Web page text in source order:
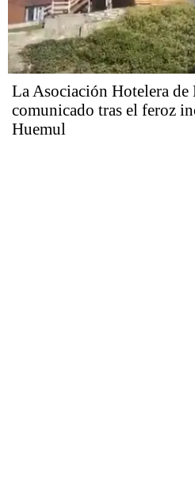
La Asociación Hotelera de
comunicado tras el feroz
Huemul